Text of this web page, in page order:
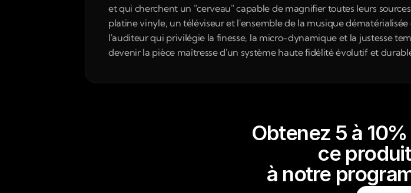
et qui cherchent un "cerveau" capable de magnifier toutes leurs
platine vinyle, un téléviseur et l'ensemble de la musique
l'auditeur qui privilégie la finesse, la micro-dynamique et la justesse
devenir la pièce maîtresse d'un système haute fidélité évolutif et
Obtenez 5 à
ce
à notre